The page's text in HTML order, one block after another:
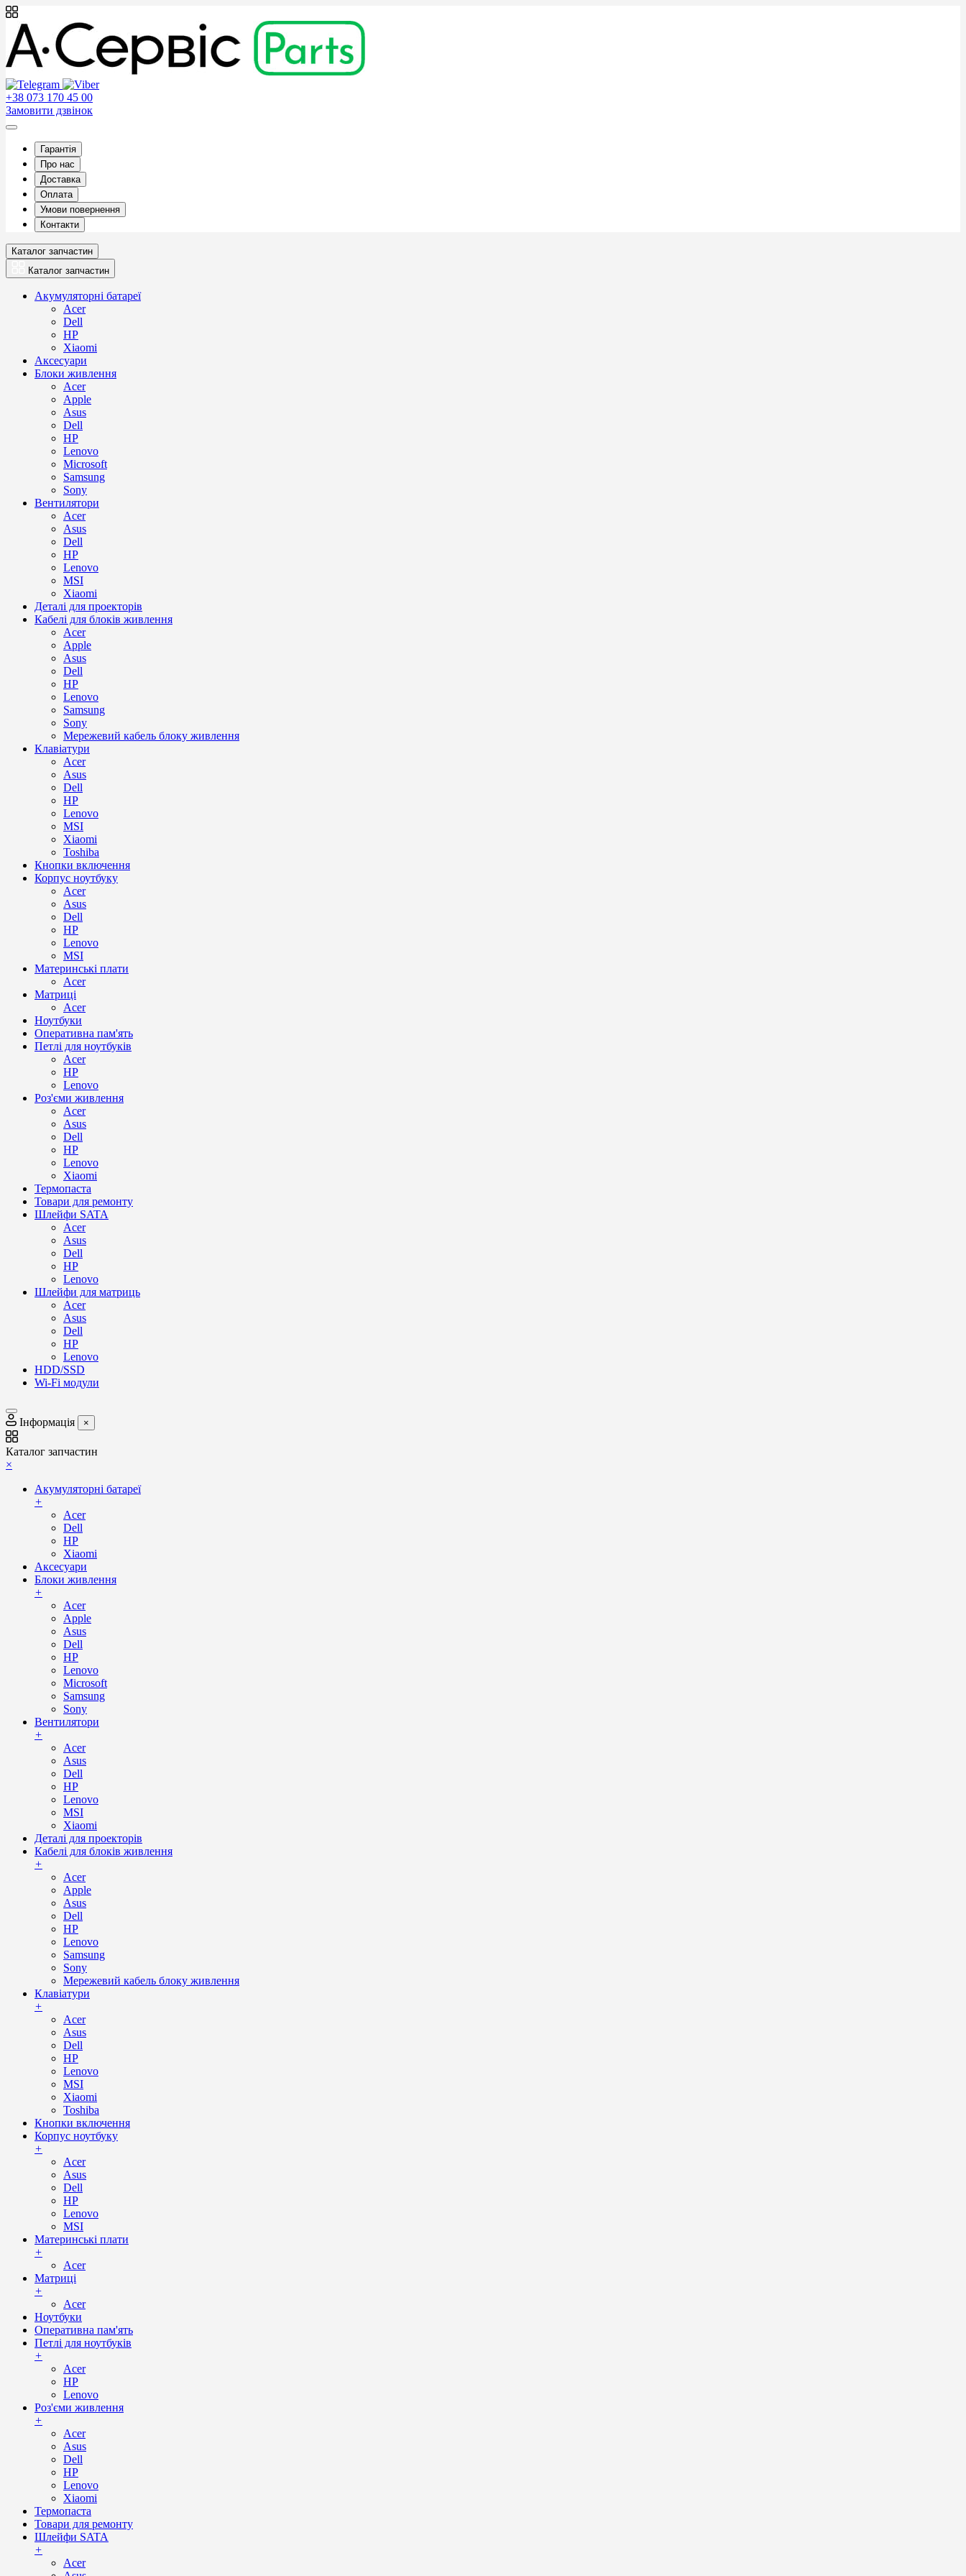
+38 073 170 45 00
Замовити дзвінок
Гарантія
Про нас
Доставка
Оплата
Умови повернення
Контакти
Каталог запчастин
Каталог запчастин
Акумуляторні батареї
Acer
Dell
HP
Xiaomi
Аксесуари
Блоки живлення
Acer
Apple
Asus
Dell
HP
Lenovo
Microsoft
Samsung
Sony
Вентилятори
Acer
Asus
Dell
HP
Lenovo
MSI
Xiaomi
Деталі для проекторів
Кабелі для блоків живлення
Acer
Apple
Asus
Dell
HP
Lenovo
Samsung
Sony
Мережевий кабель блоку живлення
Клавіатури
Acer
Asus
Dell
HP
Lenovo
MSI
Xiaomi
Toshiba
Кнопки включення
Корпус ноутбуку
Acer
Asus
Dell
HP
Lenovo
MSI
Материнські плати
Acer
Матриці
Acer
Ноутбуки
Оперативна пам'ять
Петлі для ноутбуків
Acer
HP
Lenovo
Роз'єми живлення
Acer
Asus
Dell
HP
Lenovo
Xiaomi
Термопаста
Товари для ремонту
Шлейфи SATA
Acer
Asus
Dell
HP
Lenovo
Шлейфи для матриць
Acer
Asus
Dell
HP
Lenovo
HDD/SSD
Wi-Fi модули
Інформація ×
Каталог запчастин
×
Акумуляторні батареї
+
Acer
Dell
HP
Xiaomi
Аксесуари
Блоки живлення
+
Acer
Apple
Asus
Dell
HP
Lenovo
Microsoft
Samsung
Sony
Вентилятори
+
Acer
Asus
Dell
HP
Lenovo
MSI
Xiaomi
Деталі для проекторів
Кабелі для блоків живлення
+
Acer
Apple
Asus
Dell
HP
Lenovo
Samsung
Sony
Мережевий кабель блоку живлення
Клавіатури
+
Acer
Asus
Dell
HP
Lenovo
MSI
Xiaomi
Toshiba
Кнопки включення
Корпус ноутбуку
+
Acer
Asus
Dell
HP
Lenovo
MSI
Материнські плати
+
Acer
Матриці
+
Acer
Ноутбуки
Оперативна пам'ять
Петлі для ноутбуків
+
Acer
HP
Lenovo
Роз'єми живлення
+
Acer
Asus
Dell
HP
Lenovo
Xiaomi
Термопаста
Товари для ремонту
Шлейфи SATA
+
Acer